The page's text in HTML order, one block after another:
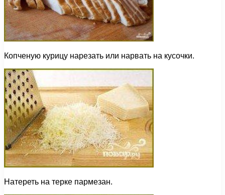
Копченую курицу нарезать или нарвать на кусочки.
Натереть на терке пармезан.